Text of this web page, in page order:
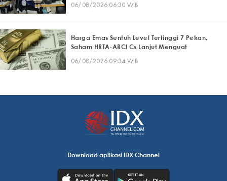
06/08/2026 06:30 WIB
Harga Emas Sentuh Level Tertinggi 7 Pekan,
Saham HRTA-ARCI Cs Lanjut Menguat
06/08/2026 09:34 WIB
Download aplikasi IDX Channel